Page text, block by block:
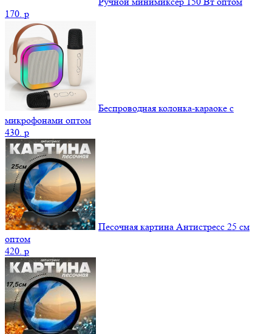
170. p
Беспроводная колонка-караоке с
микрофонами оптом
430. p
Песочная картина Антистресс 25 см
оптом
420. p